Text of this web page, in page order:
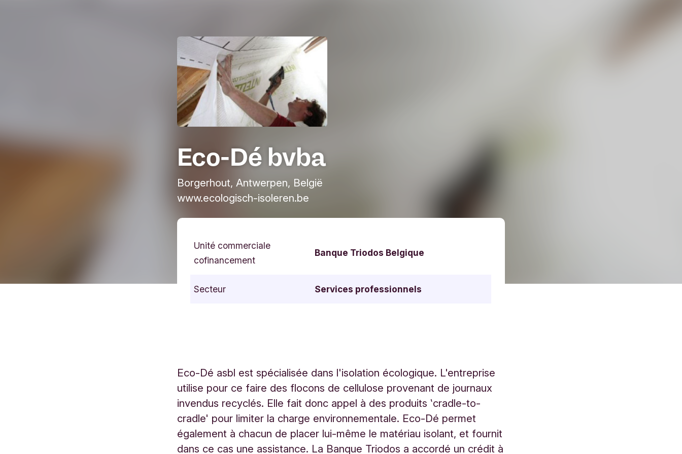
Eco-Dé bvba
Borgerhout, Antwerpen, België
www.ecologisch-isoleren.be
Unité commerciale
cofinancement
Banque Triodos Belgique
Secteur Services professionnels
Eco-Dé asbl est spécialisée dans l'isolation écologique. L'entreprise
utilise pour ce faire des flocons de cellulose provenant de journaux
invendus recyclés. Elle fait donc appel à des produits ‛cradle-to-
cradle' pour limiter la charge environnementale. Eco-Dé permet
également à chacun de placer lui-même le matériau isolant, et fournit
dans ce cas une assistance. La Banque Triodos a accordé un crédit à